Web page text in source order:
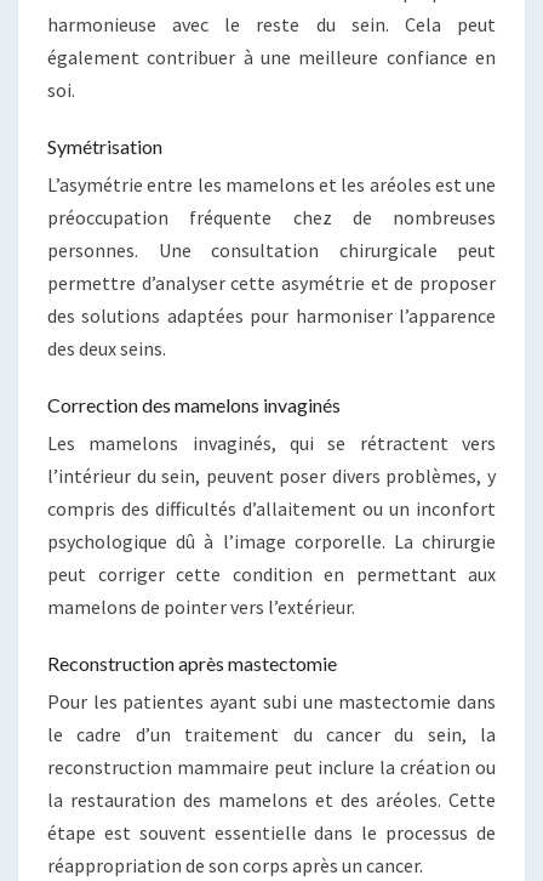
harmonieuse avec le reste du sein. Cela peut
également contribuer à une meilleure confiance en
soi.
Symétrisation
L’asymétrie entre les mamelons et les aréoles est une
préoccupation fréquente chez de nombreuses
personnes. Une consultation chirurgicale peut
permettre d’analyser cette asymétrie et de proposer
des solutions adaptées pour harmoniser l’apparence
des deux seins.
Correction des mamelons invaginés
Les mamelons invaginés, qui se rétractent vers
l’intérieur du sein, peuvent poser divers problèmes, y
compris des difficultés d’allaitement ou un inconfort
psychologique dû à l’image corporelle. La chirurgie
peut corriger cette condition en permettant aux
mamelons de pointer vers l’extérieur.
Reconstruction après mastectomie
Pour les patientes ayant subi une mastectomie dans
le cadre d’un traitement du cancer du sein, la
reconstruction mammaire peut inclure la création ou
la restauration des mamelons et des aréoles. Cette
étape est souvent essentielle dans le processus de
réappropriation de son corps après un cancer.